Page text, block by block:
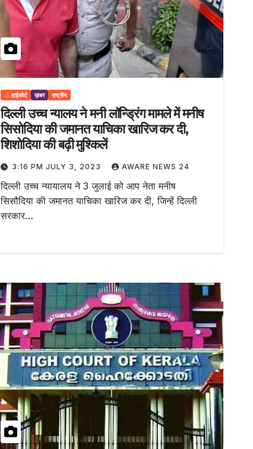
हाईकोर्ट ख़बर राष्ट्रीय
दिल्ली उच्च न्यालय ने मनी लॉन्ड्रिंग मामले में मनीष
सिसोदिया की जमानत याचिका खारिज कर दी,
शिशोदिया की बढ़ी मुश्किलें
3:16 PM JULY 3, 2023 AWARE NEWS 24
दिल्ली उच्च न्यायालय ने 3 जुलाई को आप नेता मनीष
सिसौदिया की जमानत याचिका खारिज कर दी, जिन्हें दिल्ली
सरकार…